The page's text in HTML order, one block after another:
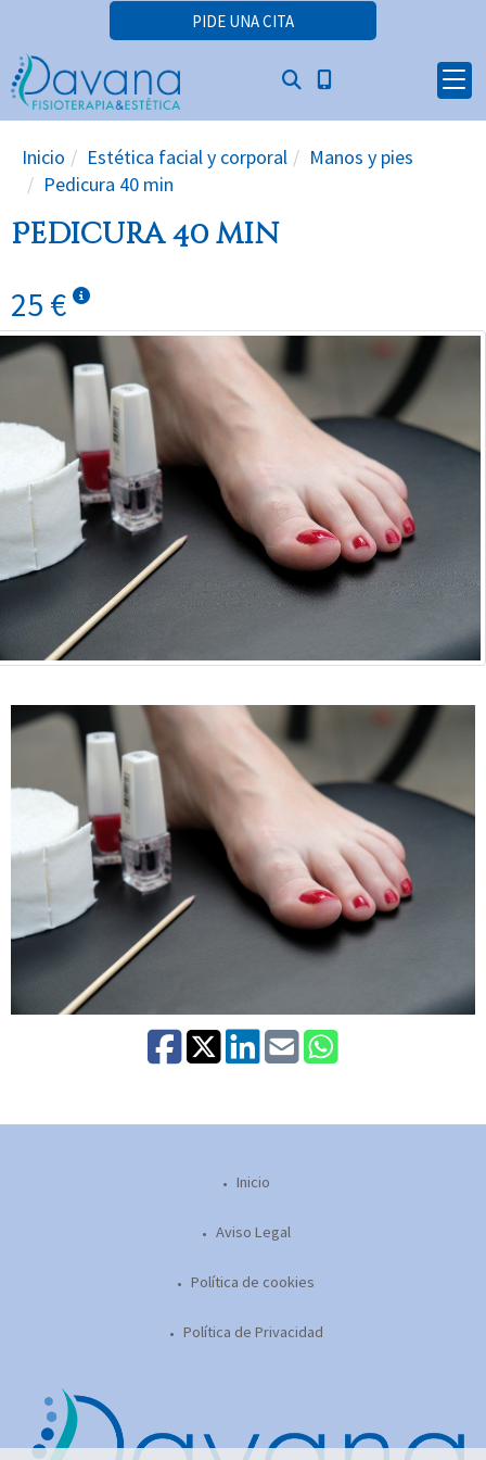
PIDE UNA CITA
Inicio Estética facial y corporal
Manos y pies
Pedicura 40 min
Pedicura 40 min
25 €
Inicio
Aviso Legal
Política de cookies
Política de Privacidad